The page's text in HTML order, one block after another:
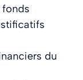
du